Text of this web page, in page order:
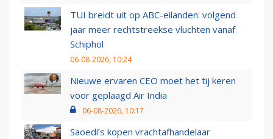
TUI breidt uit op ABC-eilanden: volgend
jaar meer rechtstreekse vluchten vanaf
Schiphol
06-08-2026, 10:24
Nieuwe ervaren CEO moet het tij keren
voor geplaagd Air India
06-08-2026, 10:17
Saoedi’s kopen vrachtafhandelaar